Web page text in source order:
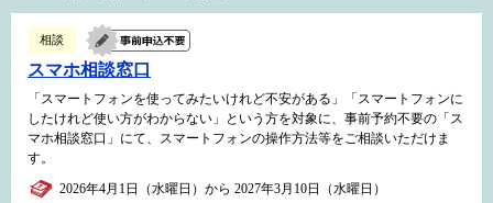
相談
スマホ相談窓口
「スマートフォンを使ってみたいけれど不安がある」「スマートフォンに
したけれど使い方がわからない」という方を対象に、事前予約不要の「ス
マホ相談窓口」にて、スマートフォンの操作方法等をご相談いただけま
す。
2026年4月1日（水曜日）から 2027年3月10日（水曜日）